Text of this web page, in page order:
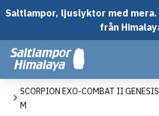
Saltlampor, ljuslyktor med
från
SCORPION EXO-COMBAT II
M